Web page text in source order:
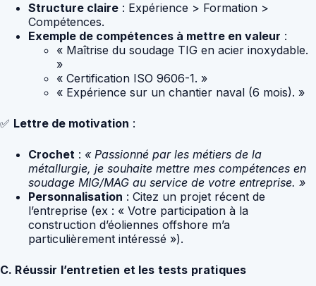
Structure claire : Expérience > Formation >
Compétences.
Exemple de compétences à mettre en valeur :
« Maîtrise du soudage TIG en acier inoxydable.
»
« Certification ISO 9606-1. »
« Expérience sur un chantier naval (6 mois). »
✅ Lettre de motivation :
Crochet : « Passionné par les métiers de la
métallurgie, je souhaite mettre mes compétences en
soudage MIG/MAG au service de votre entreprise. »
Personnalisation : Citez un projet récent de
l’entreprise (ex : « Votre participation à la
construction d’éoliennes offshore m’a
particulièrement intéressé »).
C. Réussir l’entretien et les tests pratiques